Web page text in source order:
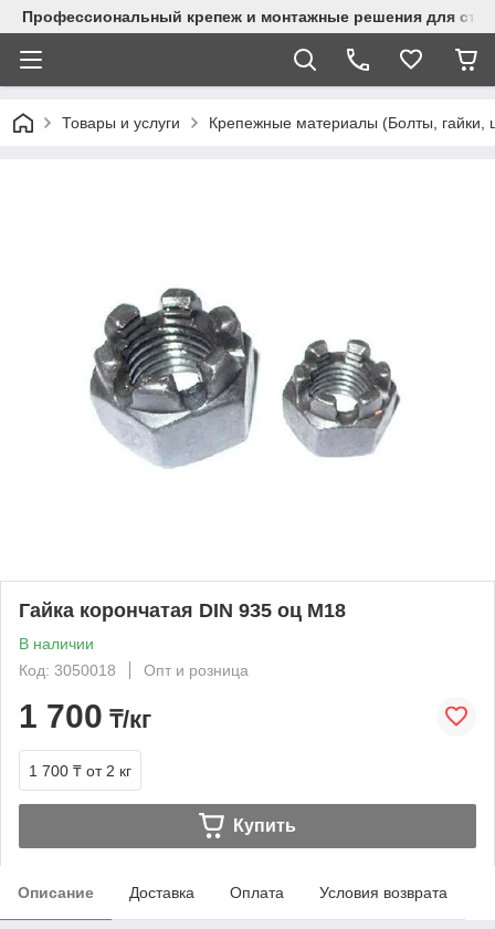
Профессиональный крепеж и монтажные решения для
Товары и услуги Крепежные материалы (Болты, гайки,
Гайка корончатая DIN 935 оц М18
В наличии
Код: 3050018
Опт и розница
1 700 ₸/кг
1 700 ₸ от 2 кг
Купить
Описание Доставка Оплата Условия возврата